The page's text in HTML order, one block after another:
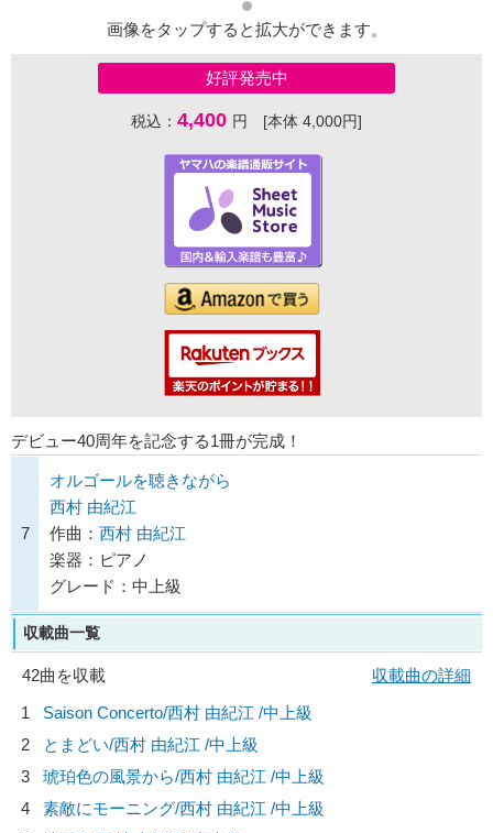
画像をタップすると拡大ができます。
好評発売中
税込： 4,400 円 [本体 4,000円]
デビュー40周年を記念する1冊が完成！
7
オルゴールを聴きながら
西村 由紀江
作曲： 西村 由紀江
楽器：ピアノ
グレード：中上級
収載曲一覧
42曲を収載
収載曲の詳細
1
Saison Concerto/西村 由紀江 /中上級
2
とまどい/西村 由紀江 /中上級
3
琥珀色の風景から/西村 由紀江 /中上級
4
素敵にモーニング/西村 由紀江 /中上級